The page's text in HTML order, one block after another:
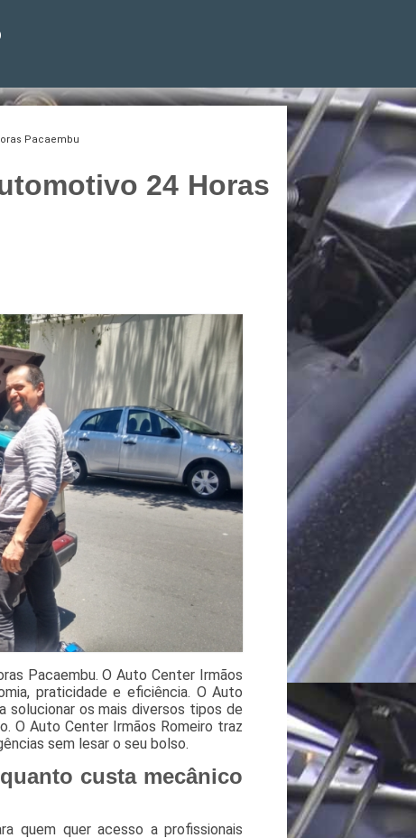
Pacaembu
24 Horas
Pacaembu. O Auto Center Irmãos
praticidade e eficiência. O Auto
solucionar os mais diversos tipos de
O Auto Center Irmãos Romeiro traz
sem lesar o seu bolso.
custa mecânico
quem quer acesso a profissionais